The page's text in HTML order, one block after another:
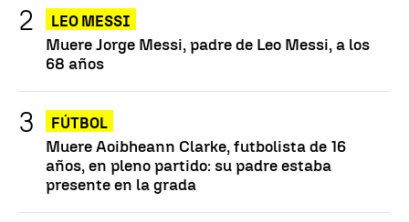
LEO MESSI
Muere Jorge Messi, padre de Leo Messi, a los
68 años
FÚTBOL
Muere Aoibheann Clarke, futbolista de 16
años, en pleno partido: su padre estaba
presente en la grada